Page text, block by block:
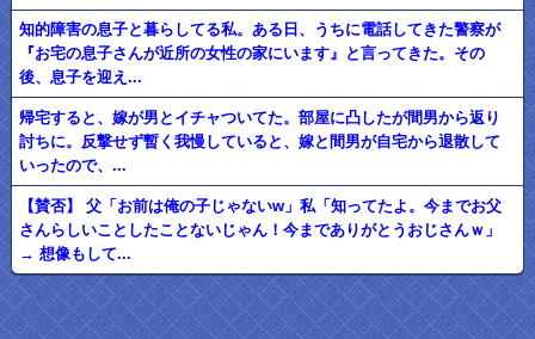
知的障害の息子と暮らしてる私。ある日、うちに電話してきた警察が
『お宅の息子さんが近所の女性の家にいます』と言ってきた。その
後、息子を迎え...
帰宅すると、嫁が男とイチャついてた。部屋に凸したが間男から返り
討ちに。反撃せず暫く我慢していると、嫁と間男が自宅から退散して
いったので、...
【賛否】 父「お前は俺の子じゃないw」私「知ってたよ。今までお父
さんらしいことしたことないじゃん！今までありがとうおじさんｗ」
→ 想像もして...